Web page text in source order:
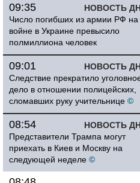
НОВОСТЬ
09:35
Число погибших из армии РФ на
войне в Украине превысило
полмиллиона человек
НОВОСТЬ
09:01
Следствие прекратило
дело в отношении полицейских,
сломавших руку учительнице ©
НОВОСТЬ
08:54
Представители Трампа могут
приехать в Киев и Москву на
следующей неделе ©